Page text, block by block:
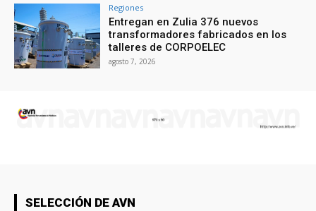
Regiones
Entregan en Zulia 376 nuevos
transformadores fabricados en los
talleres de CORPOELEC
agosto 7, 2026
SELECCIÓN DE AVN